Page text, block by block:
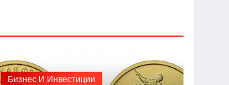
Бизнес И Инвестиции